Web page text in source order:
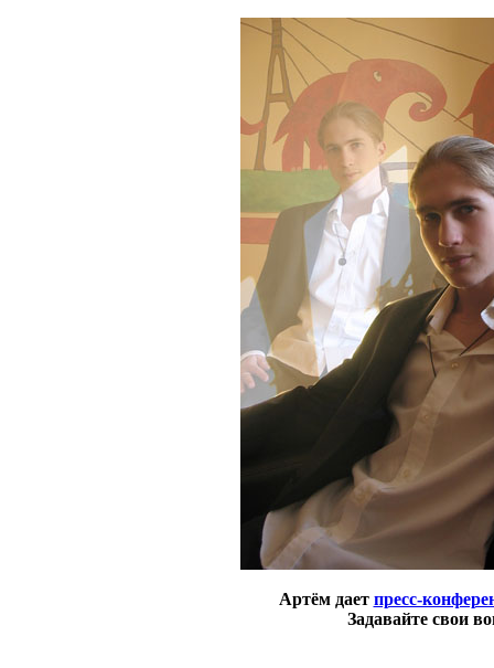
Артём дает пресс-
Задавайте свои